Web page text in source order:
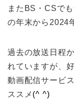
またBS・CSで
の年末から2024
過去の放送日程
れていますが、
動画配信サービ
ススメ (^ ^)